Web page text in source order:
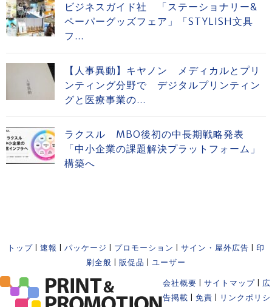
ビジネスガイド社 「ステーショナリー&
ペーパーグッズフェア」「STYLISH文具
フ...
【人事異動】キヤノン メディカルとプリ
ンティング分野で デジタルプリンティン
グと医療事業の...
ラクスル MBO後初の中長期戦略発表
「中小企業の課題解決プラットフォーム」
構築へ
トップ 速報 パッケージ プロモーション サイン・屋外広告
印
刷全般
販促品 ユーザー
会社概要 サイトマップ
広
告掲載
免責
リンクポリシ